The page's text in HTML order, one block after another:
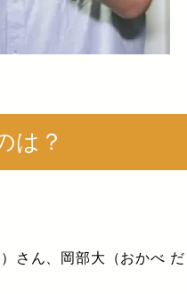
は？
さん、岡部大（おかべ だ